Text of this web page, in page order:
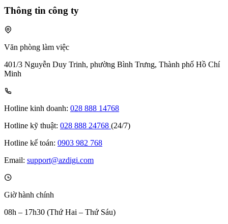
Thông tin công ty
Văn phòng làm việc
401/3 Nguyễn Duy Trinh, phường Bình Trưng, Thành phố Hồ Chí
Minh
Hotline kinh doanh: 028 888 14768
Hotline kỹ thuật: 028 888 24768 (24/7)
Hotline kế toán: 0903 982 768
Email: support@azdigi.com
Giờ hành chính
08h – 17h30 (Thứ Hai – Thứ Sáu)